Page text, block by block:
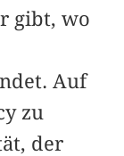
gibt, wo
Auf
zu
der